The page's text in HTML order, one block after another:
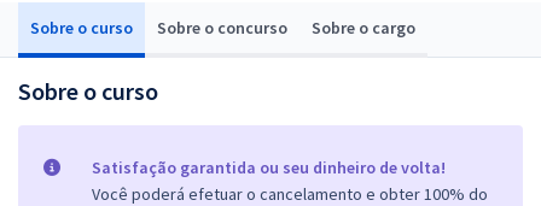
Sobre o curso Sobre o concurso Sobre o cargo
Sobre o curso
Satisfação garantida ou seu dinheiro de volta!
Você poderá efetuar o cancelamento e obter 100% do